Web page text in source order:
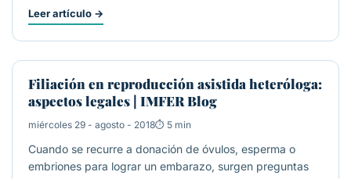
Leer artículo →
ACTUALIDAD
Filiación en reproducción asistida heteróloga:
aspectos legales | IMFER Blog
miércoles 29 - agosto - 2018 5 min
Cuando se recurre a donación de óvulos, esperma o
embriones para lograr un embarazo, surgen preguntas